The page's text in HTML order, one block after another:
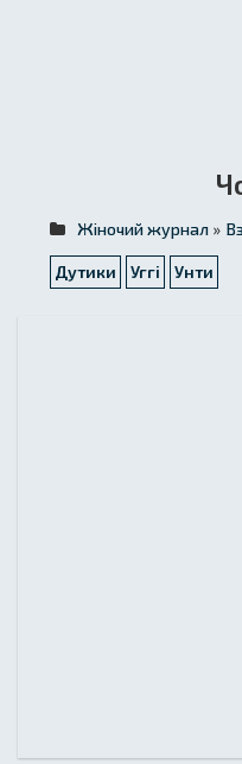
Жіночий журнал »
Дутики Уггі Унти